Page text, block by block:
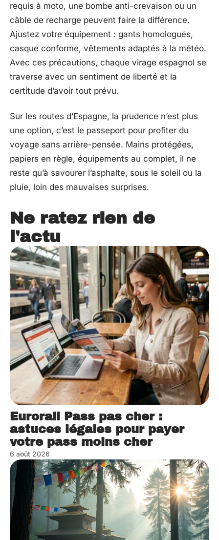
requis à moto, une bombe anti-crevaison ou un
câble de recharge peuvent faire la différence.
Ajustez votre équipement : gants homologués,
casque conforme, vêtements adaptés à la météo.
Avec ces précautions, chaque virage espagnol se
traverse avec un sentiment de liberté et la
certitude d’avoir tout prévu.
Sur les routes d’Espagne, la prudence n’est plus
une option, c’est le passeport pour profiter du
voyage sans arrière-pensée. Mains protégées,
papiers en règle, équipements au complet, il ne
reste qu’à savourer l’asphalte, sous le soleil ou la
pluie, loin des mauvaises surprises.
Ne ratez rien de
l'actu
Eurorail Pass pas cher :
astuces légales pour payer
votre pass moins cher
6 août 2026